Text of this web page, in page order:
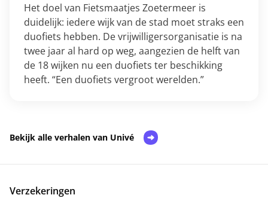
Het doel van Fietsmaatjes Zoetermeer is
duidelijk: iedere wijk van de stad moet straks een
duofiets hebben. De vrijwilligersorganisatie is na
twee jaar al hard op weg, aangezien de helft van
de 18 wijken nu een duofiets ter beschikking
heeft. “Een duofiets vergroot werelden.”
Bekijk alle verhalen van Univé
Verzekeringen